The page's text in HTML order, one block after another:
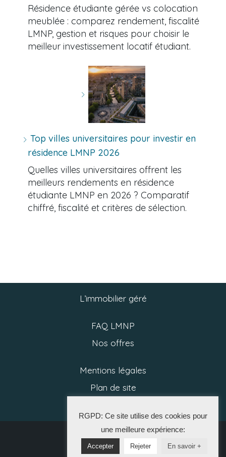
Résidence étudiante gérée vs colocation
meublée : comparez rendement, fiscalité
LMNP, gestion et risques pour choisir le
meilleur investissement locatif étudiant.
Top villes universitaires pour investir en
résidence LMNP 2026
Quelles villes universitaires offrent les
meilleurs rendements en résidence
étudiante LMNP en 2026 ? Comparatif
chiffré, fiscalité et critères de sélection.
L’immobilier géré
FAQ LMNP
Nos offres
Mentions légales
Plan de site
2025 CGP
RGPD: Ce site utilise des cookies pour
une meilleure expérience:
Accepter Rejeter En savoir +